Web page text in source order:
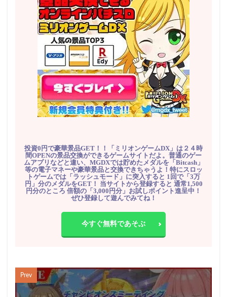
投資0円で豪華景品GET！！「ミリオンゲームDX」は２４時
間OPENの景品交換ができるゲームサイトだよ。普通のゲー
ムアプリなどと違い、MGDXでは貯めたメダルを「Bitcash」
等の電子マネーや豪華景品と交換できちゃうよ！特にスロッ
トゲームでは「ラッシュモード」に突入すると 1回で「3万
円」分のメダルをGET！ 当サイトから登録すると 通常1,500
円分のところ 倍額の「3,000円分」お試しポイント進呈中！
ぜひ登録して遊んでみてね！
今すぐ無料であそぶ
Prev